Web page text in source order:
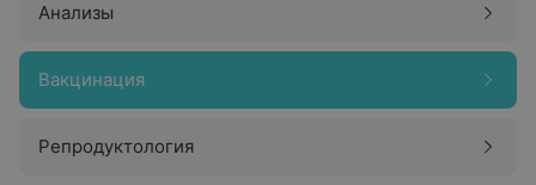
Анализы
Вакцинация
Репродуктология